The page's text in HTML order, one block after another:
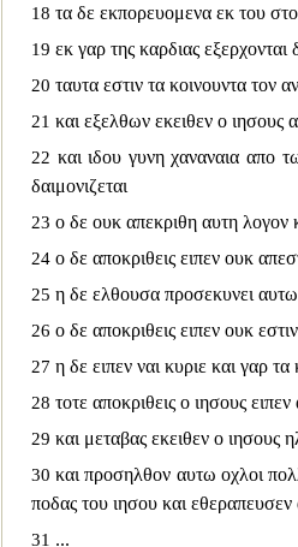
18 τα δε εκπορευομενα εκ του
19 εκ γαρ της καρδιας εξερχονται
20 ταυτα εστιν τα κοινουντα τον
21 και εξελθων εκειθεν ο ιησους
22 και ιδου γυνη χαναναια απο
δαιμονιζεται
23 ο δε ουκ απεκριθη αυτη λογον
24 ο δε αποκριθεις ειπεν ουκ
25 η δε ελθουσα προσεκυνει
26 ο δε αποκριθεις ειπεν ουκ
27 η δε ειπεν ναι κυριε και γαρ
28 τοτε αποκριθεις ο ιησους
29 και μεταβας εκειθεν ο ιησους
30και προσηλθον αυτω οχλοι
ποδας του ιησου και εθεραπευσεν
31 ...